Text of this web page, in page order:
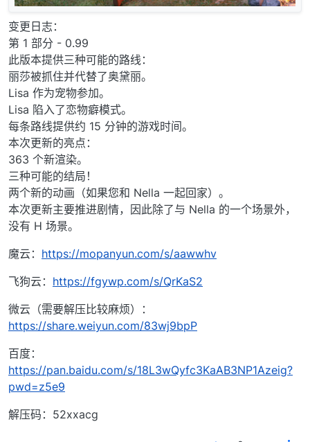
变更日志：
第 1 部分 - 0.99
此版本提供三种可能的路线：
丽莎被抓住并代替了奥黛丽。
Lisa 作为宠物参加。
Lisa 陷入了恋物癖模式。
每条路线提供约 15 分钟的游戏时间。
本次更新的亮点：
363 个新渲染。
三种可能的结局！
两个新的动画（如果您和 Nella 一起回家）。
本次更新主要推进剧情，因此除了与 Nella 的一个场景外，
没有 H 场景。
魔云： https://mopanyun.com/s/aawwhv
飞狗云： https://fgywp.com/s/QrKaS2
微云（需要解压比较麻烦）：
https://share.weiyun.com/83wj9bpP
百度：
https://pan.baidu.com/s/18L3wQyfc3KaAB3NP1Azeig?
pwd=z5e9
解压码：52xxacg